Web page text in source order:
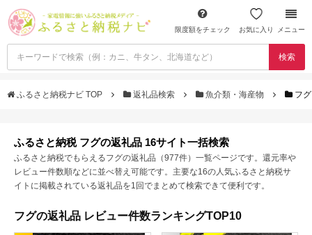
限度額をチェック お気に入り メニュー
検索
ふるさと納税ナビ TOP 返礼品検索 魚介類・海産物 フグ
ふるさと納税 フグの返礼品 16サイト一括検索
ふるさと納税でもらえるフグの返礼品（977件）一覧ページです。還元率や
レビュー件数順などに並べ替え可能です。主要な16の人気ふるさと納税サ
イトに掲載されている返礼品を1回でまとめて検索できて便利です。
フグの返礼品 レビュー件数ランキングTOP10